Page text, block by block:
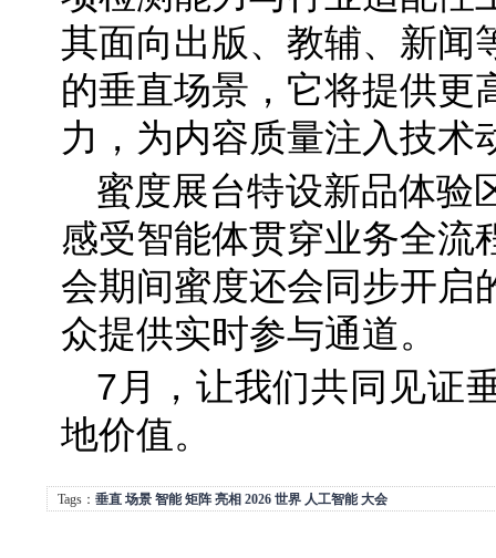
其面向出版、教辅、新闻
的垂直场景，它将提供更
力，为内容质量注入技术
蜜度展台特设新品体验
感受智能体贯穿业务全流
会期间蜜度还会同步开启
众提供实时参与通道。
7月，让我们共同见证
地价值。
Tags： 垂直 场景 智能 矩阵 亮相 2026 世界 人工智能 大会